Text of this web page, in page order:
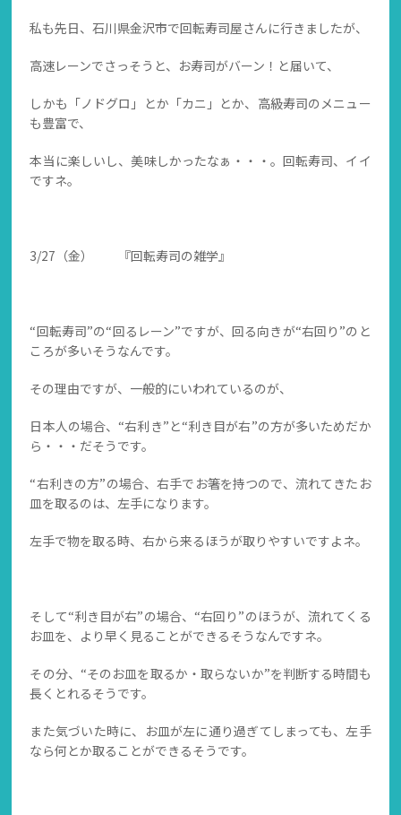
私も先日、石川県金沢市で回転寿司屋さんに行きましたが、
高速レーンでさっそうと、お寿司がバーン！と届いて、
しかも「ノドグロ」とか「カニ」とか、高級寿司のメニュー
も豊富で、
本当に楽しいし、美味しかったなぁ・・・。回転寿司、イイ
ですネ。
3/27（金） 『回転寿司の雑学』
“回転寿司”の“回るレーン”ですが、回る向きが“右回り”のと
ころが多いそうなんです。
その理由ですが、一般的にいわれているのが、
日本人の場合、“右利き”と“利き目が右”の方が多いためだか
ら・・・だそうです。
“右利きの方”の場合、右手でお箸を持つので、流れてきたお
皿を取るのは、左手になります。
左手で物を取る時、右から来るほうが取りやすいですよネ。
そして“利き目が右”の場合、“右回り”のほうが、流れてくる
お皿を、より早く見ることができるそうなんですネ。
その分、“そのお皿を取るか・取らないか”を判断する時間も
長くとれるそうです。
また気づいた時に、お皿が左に通り過ぎてしまっても、左手
なら何とか取ることができるそうです。